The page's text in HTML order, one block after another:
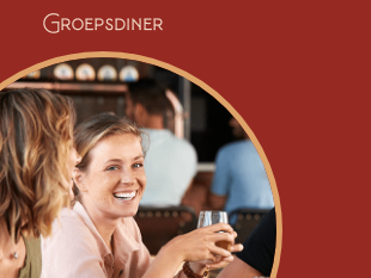
Groepsdiner